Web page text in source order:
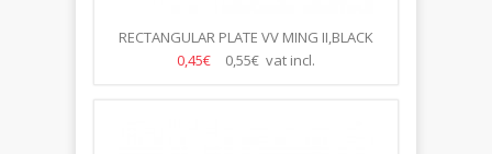
RECTANGULAR PLATE VV MING II,BLACK
30*15CM
0,45€ 0,55€ vat incl.